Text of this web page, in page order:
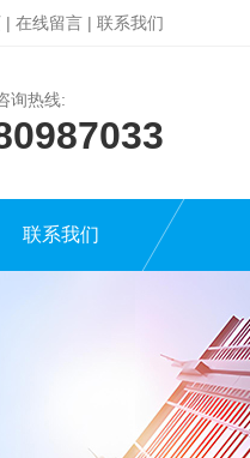
| 在线留言 | 联系我们
询热线:
联系我们